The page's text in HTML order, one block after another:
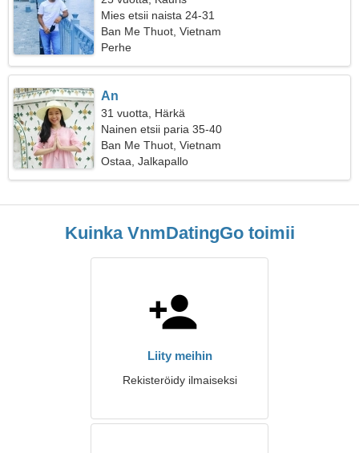
Mies etsii naista 24-31
Ban Me Thuot, Vietnam
Perhe
An
31 vuotta, Härkä
Nainen etsii paria 35-40
Ban Me Thuot, Vietnam
Ostaa, Jalkapallo
Kuinka VnmDatingGo toimii
Liity meihin
Rekisteröidy ilmaiseksi